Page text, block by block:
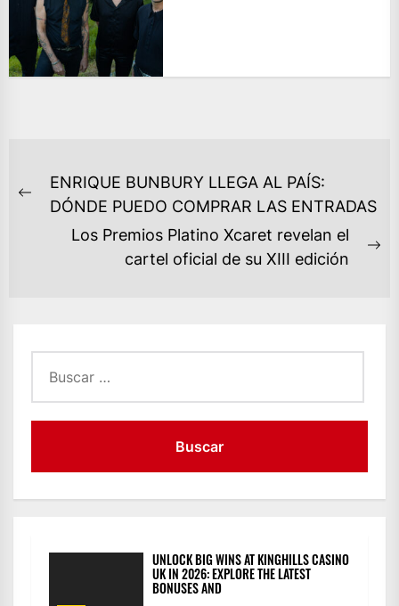
NAVEGACIÓN
DE
ENTRADAS
Previous
ENRIQUE BUNBURY LLEGA AL PAÍS:
DÓNDE PUEDO COMPRAR LAS ENTRADAS
Los Premios Platino Xcaret revelan el
cartel oficial de su XIII edición
UNLOCK BIG WINS AT KINGHILLS CASINO
UK IN 2026: EXPLORE THE LATEST
BONUSES AND